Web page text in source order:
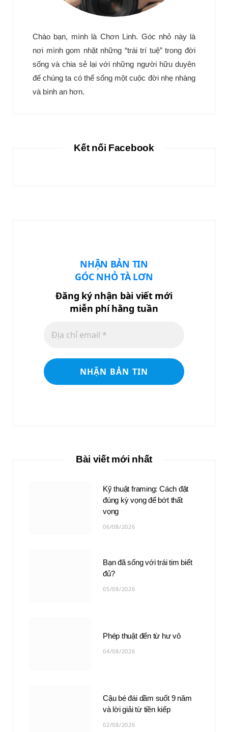
Chào bạn, mình là Chơn Linh. Góc nhỏ này là
nơi mình gom nhặt những “trái trí tuệ” trong đời
sống và chia sẻ lại với những người hữu duyên
để chúng ta có thể sống một cuộc đời nhẹ nhàng
và bình an hơn.
Kết nối Facebook
NHẬN BẢN TIN
GÓC NHỎ TÀ LƠN
Đăng ký nhận bài viết mới
miễn phí hằng tuần
Bài viết mới nhất
Kỹ thuật framing: Cách đặt
đúng kỳ vọng để bớt thất
vọng
06/08/2026
Bạn đã sống với trái tim biết
đủ?
05/08/2026
Phép thuật đến từ hư vô
04/08/2026
Cậu bé đái dầm suốt 9 năm
và lời giải từ tiền kiếp
02/08/2026